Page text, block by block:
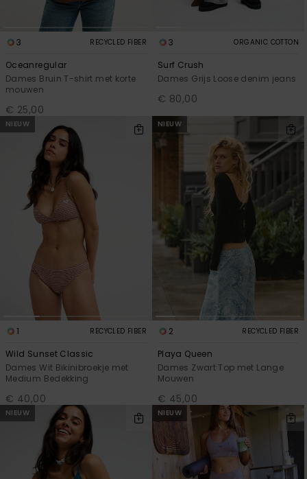
3 RECYCLED FIBER
Oceanregular
Dames Bruin T-shirt met korte
mouwen
€ 25,00
3 ORGANIC COTTON
Surf Crush
Dames Grijs Loose denim jeans
€ 80,00
NIEUW
1 RECYCLED FIBER
Wild Sunset Classic
Dames Wit Bikinibroekje met
Medium Bedekking
€ 40,00
NIEUW
2 RECYCLED FIBER
Playa Queen
Dames Zwart Top met Lange
Mouwen
€ 45,00
NIEUW NIEUW